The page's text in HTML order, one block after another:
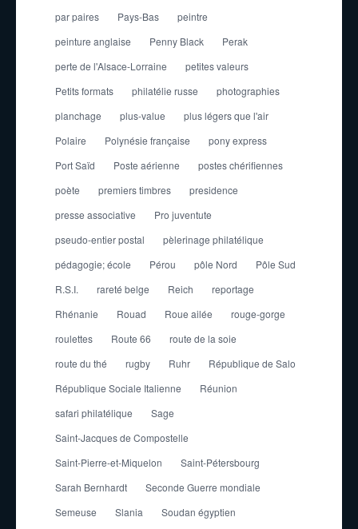
par paires
Pays-Bas
peintre
peinture anglaise
Penny Black
Perak
perte de l'Alsace-Lorraine
petites valeurs
Petits formats
philatélie russe
photographies
planchage
plus-value
plus légers que l'air
Polaire
Polynésie française
pony express
Port Saïd
Poste aérienne
postes chérifiennes
poète
premiers timbres
presidence
presse associative
Pro juventute
pseudo-entier postal
pèlerinage philatélique
pédagogie; école
Pérou pôle Nord
Pôle Sud
R.S.I.
rareté belge Reich
reportage
Rhénanie
Rouad Roue ailée
rouge-gorge
roulettes
Route 66
route de la soie
route du thé
rugby Ruhr
République de Salo
République Sociale Italienne
Réunion
safari philatélique
Sage
Saint-Jacques de Compostelle
Saint-Pierre-et-Miquelon
Saint-Pétersbourg
Sarah Bernhardt
Seconde Guerre mondiale
Semeuse
Slania
Soudan égyptien